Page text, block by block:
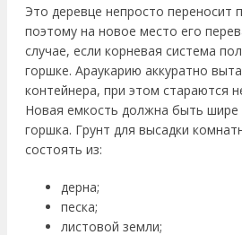
Это деревце непросто переносит
поэтому на новое место его
случае, если корневая система
горшке. Араукарию аккуратно
контейнера, при этом стараются
Новая емкость должна быть шире
горшка. Грунт для высадки
состоять из:
дерна;
песка;
листовой земли;